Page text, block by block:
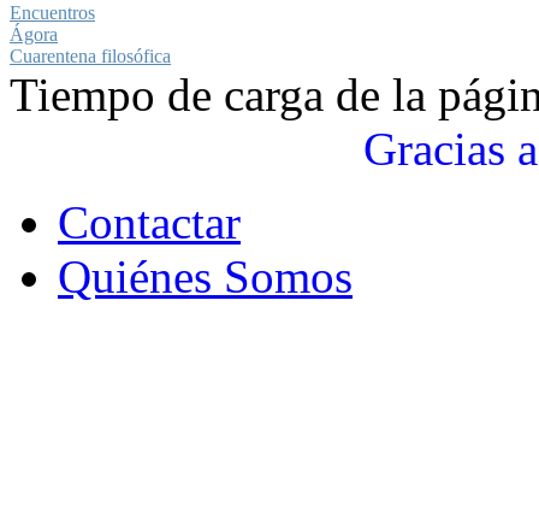
Encuentros
Ágora
Cuarentena filosófica
Tiempo de carga de la
Gracias a
Contactar
Quiénes Somos